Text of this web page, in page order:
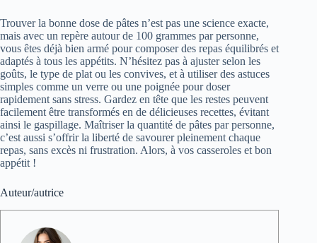
Trouver la bonne dose de pâtes n’est pas une science exacte,
mais avec un repère autour de 100 grammes par personne,
vous êtes déjà bien armé pour composer des repas équilibrés et
adaptés à tous les appétits. N’hésitez pas à ajuster selon les
goûts, le type de plat ou les convives, et à utiliser des astuces
simples comme un verre ou une poignée pour doser
rapidement sans stress. Gardez en tête que les restes peuvent
facilement être transformés en de délicieuses recettes, évitant
ainsi le gaspillage. Maîtriser la quantité de pâtes par personne,
c’est aussi s’offrir la liberté de savourer pleinement chaque
repas, sans excès ni frustration. Alors, à vos casseroles et bon
appétit !
Auteur/autrice